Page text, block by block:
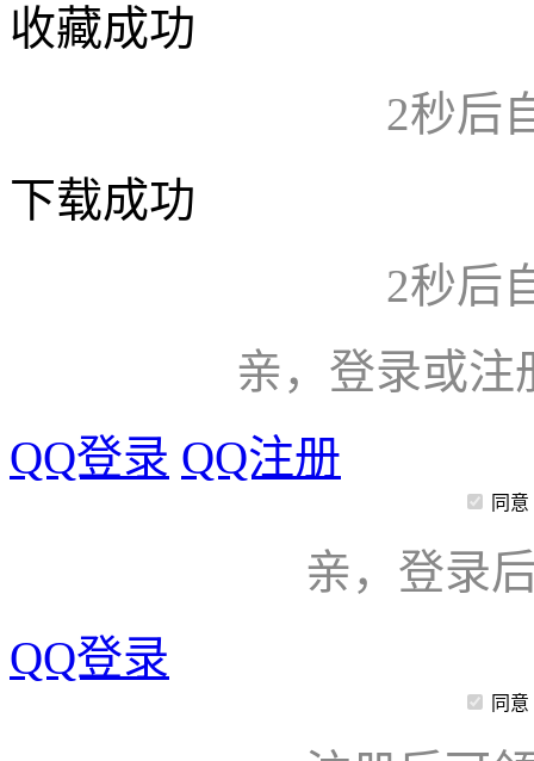
收藏成功
2秒后
下载成功
2秒后
亲，登录或注
QQ登录 QQ注册
同意
亲，登录
QQ登录
同意